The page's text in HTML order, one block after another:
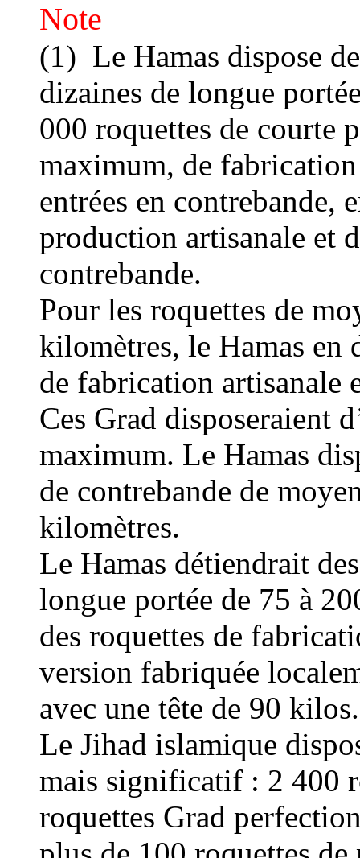
Note
(1) Le Hamas dispose
dizaines de longue
000 roquettes de courte
maximum, de
entrées en contrebande,
production artisanale et
contrebande.
Pour les roquettes de
kilomètres, le Hamas en
de fabrication artisanale
Ces Grad disposeraient
maximum. Le Hamas
de contrebande de
kilomètres.
Le Hamas détiendrait
longue portée de 75 à
des roquettes de
version fabriquée
avec une tête de 90 kilos.
Le Jihad islamique
mais significatif : 2 400
roquettes Grad